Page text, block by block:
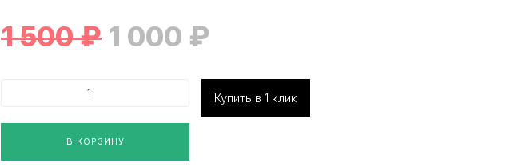
1 500₽ 1 000 ₽
В КОРЗИНУ
Купить в 1 клик